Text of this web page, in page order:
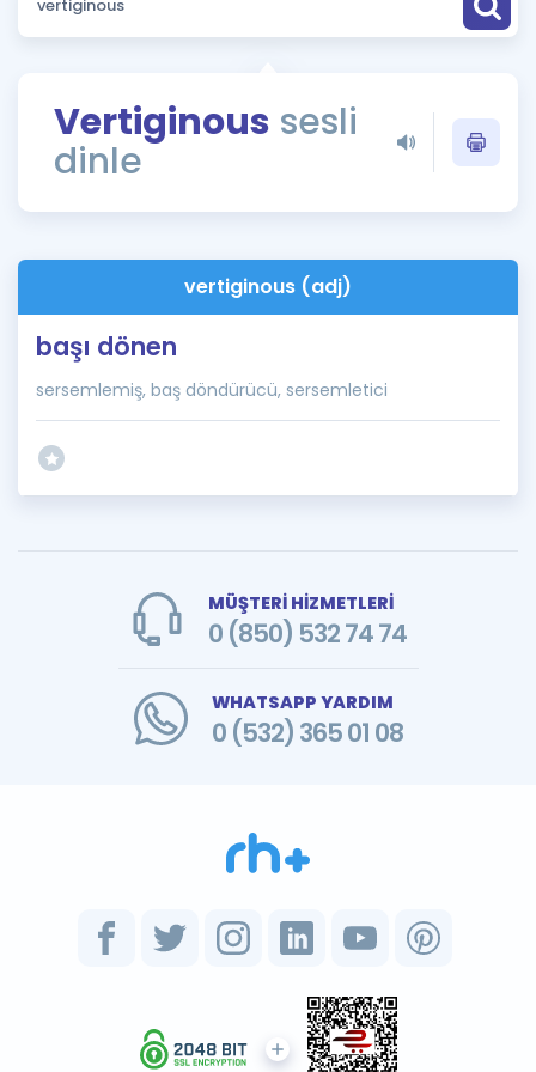
Puan Hesaplama
ÖSYM Sınav Takvimi
Kampanyalar
İngilizce Gramer
Vertiginous sesli
dinle
vertiginous (adj)
başı dönen
sersemlemiş, baş döndürücü, sersemletici
MÜŞTERİ HİZMETLERİ
0 (850) 532 74 74
WHATSAPP YARDIM
0 (532) 365 01 08